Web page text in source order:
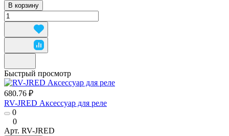
В корзину
Быстрый просмотр
680.76 ₽
RV-JRED Аксессуар для реле
0
0
Арт. RV-JRED